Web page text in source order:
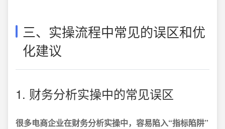
三、实操流程中常见的误区和优
化建议
1. 财务分析实操中的常见误区
很多电商企业在财务分析实操中，容易陷入“指标陷阱”